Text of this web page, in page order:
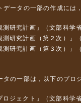
ータの一部の作成には
測研究計画」（文部科学
測研究計画（第２次）」
測研究計画（第３次）」
の一部は，以下のプロ
ロジェクト」（文部科